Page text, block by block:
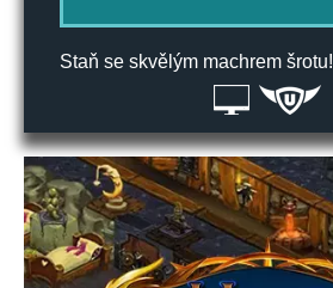
Staň se skvělým machrem šrotu!